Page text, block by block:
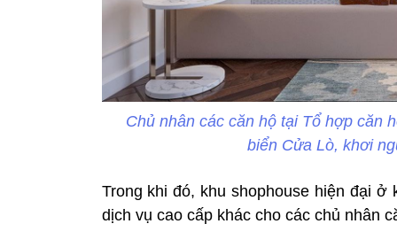
Chủ nhân các căn hộ tại Tổ hợp căn
biển Cửa Lò, khơi
Trong khi đó, khu shophouse hiện đại
dịch vụ cao cấp khác cho các chủ nhân